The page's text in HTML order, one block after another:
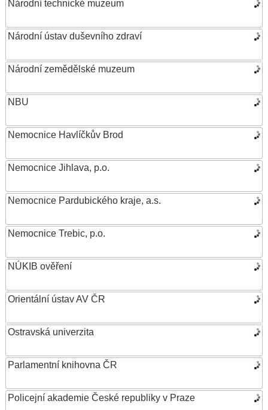
Národní technické muzeum
Národní ústav duševního zdraví
Národní zemědělské muzeum
NBU
Nemocnice Havlíčkův Brod
Nemocnice Jihlava, p.o.
Nemocnice Pardubického kraje, a.s.
Nemocnice Trebic, p.o.
NÚKIB ověření
Orientální ústav AV ČR
Ostravská univerzita
Parlamentní knihovna ČR
Policejní akademie České republiky v Praze